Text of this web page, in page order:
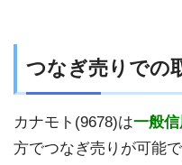
つなぎ売りでの
カナモト(9678)は一般信
方でつなぎ売りが可能で